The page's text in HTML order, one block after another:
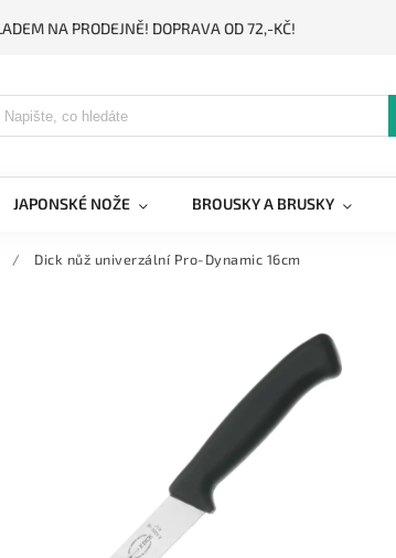
NA PRODEJNĚ! DOPRAVA OD 72,-KČ!
JAPONSKÉ NOŽE BROUSKY A BRUSKY
/ Dick nůž univerzální Pro-Dynamic 16cm